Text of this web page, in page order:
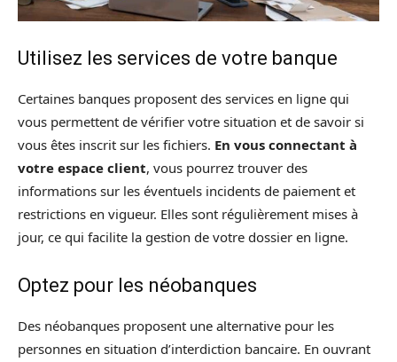
Utilisez les services de votre banque
Certaines banques proposent des services en ligne qui
vous permettent de vérifier votre situation et de savoir si
vous êtes inscrit sur les fichiers. En vous connectant à
votre espace client, vous pourrez trouver des
informations sur les éventuels incidents de paiement et
restrictions en vigueur. Elles sont régulièrement mises à
jour, ce qui facilite la gestion de votre dossier en ligne.
Optez pour les néobanques
Des néobanques proposent une alternative pour les
personnes en situation d’interdiction bancaire. En ouvrant